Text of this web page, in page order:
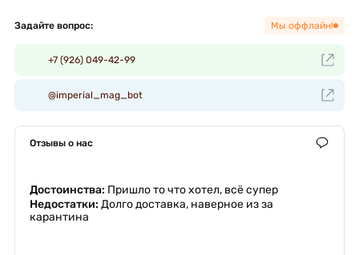
Задайте вопрос: Мы оффлайн!
+7 (926) 049-42-99
@imperial_mag_bot
Отзывы о нас
Достоинства: Пришло то что хотел, всё супер
Недостатки: Долго доставка, наверное из за
карантина